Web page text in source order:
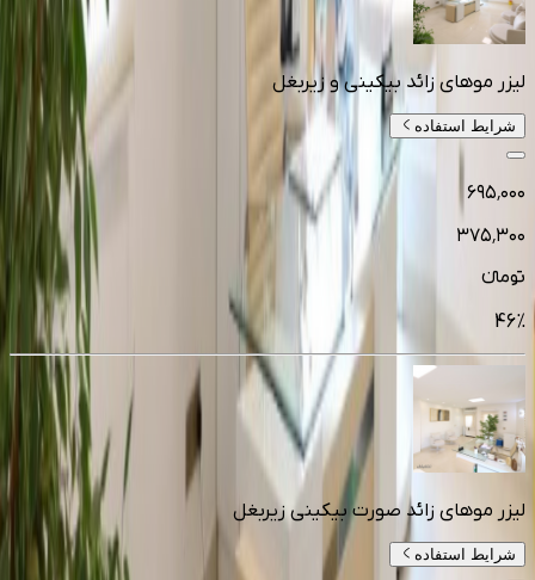
لیزر موهای زائد بیکینی و زیربغل
شرایط استفاده
۶۹۵٬۰۰۰
۳۷۵٬۳۰۰
تومانءء
46%
لیزر موهای زائد صورت بیکینی زیربغل
شرایط استفاده